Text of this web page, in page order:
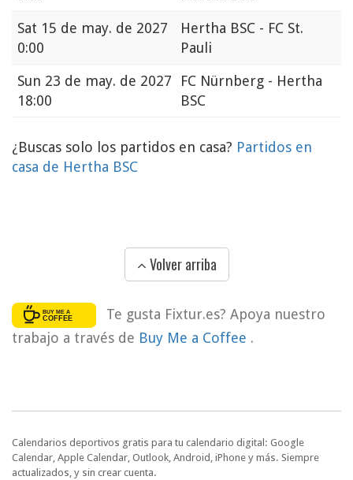
Sat 15 de may. de 2027
0:00
Hertha BSC - FC St.
Pauli
Sun 23 de may. de 2027
18:00
FC Nürnberg - Hertha
BSC
¿Buscas solo los partidos en casa? Partidos en
casa de Hertha BSC
Volver arriba
Te gusta Fixtur.es? Apoya nuestro
trabajo a través de Buy Me a Coffee .
Calendarios deportivos gratis para tu calendario digital: Google
Calendar, Apple Calendar, Outlook, Android, iPhone y más. Siempre
actualizados, y sin crear cuenta.